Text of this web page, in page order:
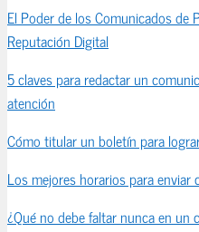
El Poder de los Comunicados de
Reputación Digital
5 claves para redactar un
atención
Cómo titular un boletín para
Los mejores horarios para
¿Qué no debe faltar nunca en un